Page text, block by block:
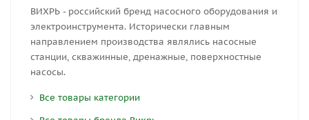
ВИХРЬ - российский бренд насосного оборудования и
электроинструмента. Исторически главным
направлением производства являлись насосные
станции, скважинные, дренажные, поверхностные
насосы.
Все товары категории